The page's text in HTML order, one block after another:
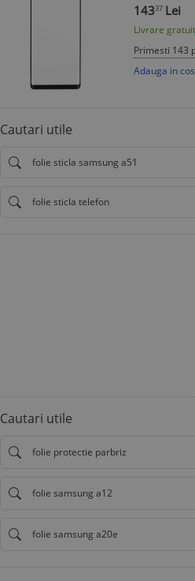
14337 Lei
Livrare
Primesti 143
Adauga in
Cautari utile
folie sticla samsung a51
folie sticla telefon
Cautari utile
folie protectie parbriz
folie samsung a12
folie samsung a20e